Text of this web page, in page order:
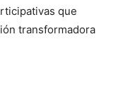
que
transformadora